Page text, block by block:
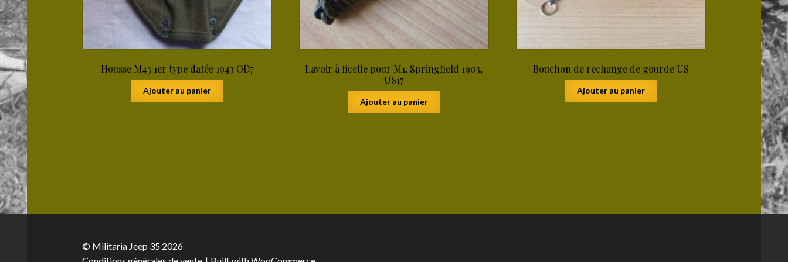
Housse M43 1er type datée 1943 OD7
Ajouter au panier
Lavoir à ficelle pour M1, Springfield 1903,
US17
Ajouter au panier
Bouchon de rechange de gourde US
Ajouter au panier
© Militaria Jeep 35 2026